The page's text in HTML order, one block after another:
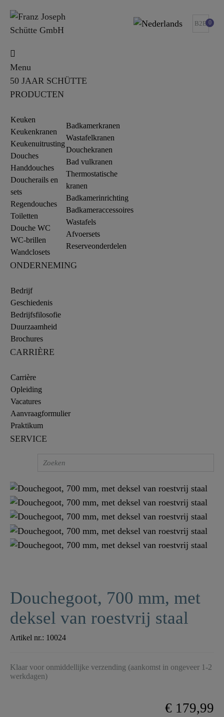
B2B 0
Menu
50 JAAR SCHÜTTE
PRODUCTEN
Keuken
Keukenkranen
Keukenuitrusting
Douches
Handdouches
Doucherails en
sets
Regendouches
Toiletten
Douche WC
WC-brillen
Wandclosets
Badkamerkranen
Wastafelkranen
Douchekranen
Bad vulkranen
Thermostatische
kranen
Badkamerinrichting
Badkameraccessoires
Wastafels
Afvoersets
Reserveonderdelen
ONDERNEMING
Bedrijf
Geschiedenis
Bedrijfsfilosofie
Duurzaamheid
Brochures
CARRIÈRE
Carrière
Opleiding
Vacatures
Aanvraagformulier
Praktikum
SERVICE
Douchegoot, 700 mm, met
deksel van roestvrij staal
Artikel nr.: 10024
Klaar voor onmiddellijke verzending (aankomst in ongeveer 1-2
werkdagen)
€ 179,99